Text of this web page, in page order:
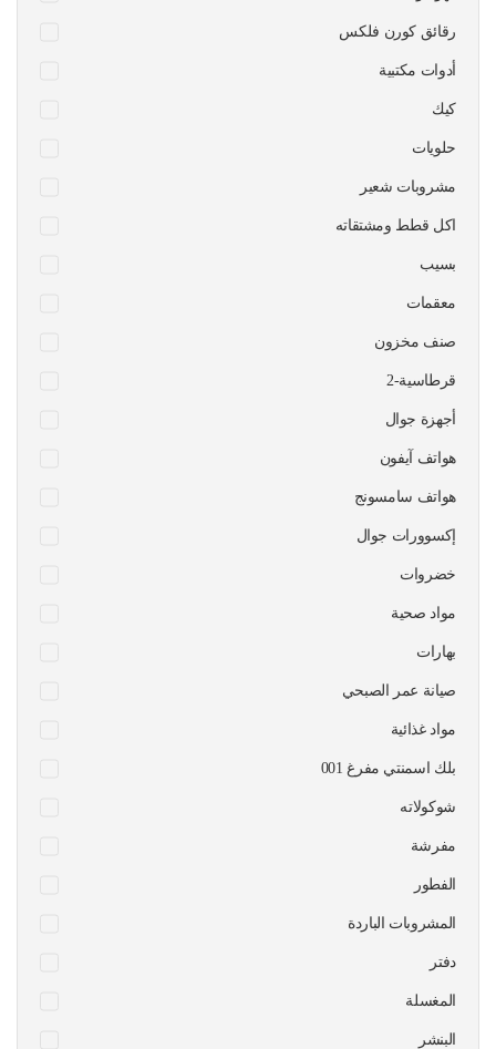
رقائق كورن فلكس
أدوات مكتبية
كيك
حلويات
مشروبات شعير
اكل قطط ومشتقاته
بسيب
معقمات
صنف مخزون
قرطاسية-2
أجهزة جوال
هواتف آيفون
هواتف سامسونج
إكسوورات جوال
خضروات
مواد صحية
بهارات
صيانة عمر الصبحي
مواد غذائية
بلك اسمنتي مفرغ 001
شوكولاته
مفرشة
الفطور
المشروبات الباردة
دفتر
المغسلة
البنشر